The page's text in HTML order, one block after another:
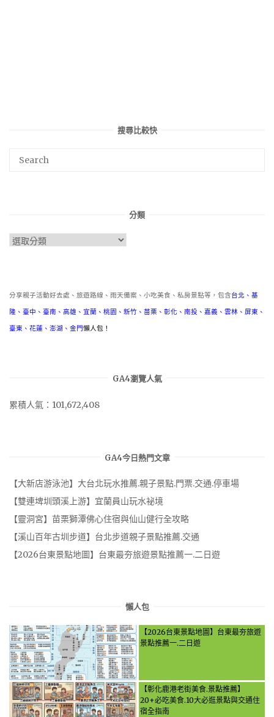
搜尋比較快
分類
分
分享親子活動好去處、旅遊路線、雨天備案、小吃美食、私房景點等，包含台北 、 基
隆 、 臺中 、 臺南 、 高雄 、 宜蘭 、 桃園 、 新竹 、 苗栗 、 彰化 、 南投 、 嘉義 、 雲林 、 屏東 、
臺東 、 花蓮 、 澎湖 、 金門懶人包！
GA4瀏覽人氣
累積人氣：101,672,408
GA4今日熱門文章
【大新店游泳池】大台北玩水推薦.親子景點.門票.交通.停車場
【雙連埤圳頭溪上游】宜蘭員山玩水祕境
【靈洞宮】苗栗獅潭佛心住宿與仙山健行全攻略
【溪山百年古圳步道】台北步道親子景點推薦.交通
【2026台東景點地圖】台東最夯旅遊景點推薦一.二日遊
懶人包
【2026台東景點地圖】台東最夯旅遊
景點推薦一.二日遊
【彰化鹿港老街美食.景點推薦】
20+必吃美食.10大必逛景點與交通住
宿全指南